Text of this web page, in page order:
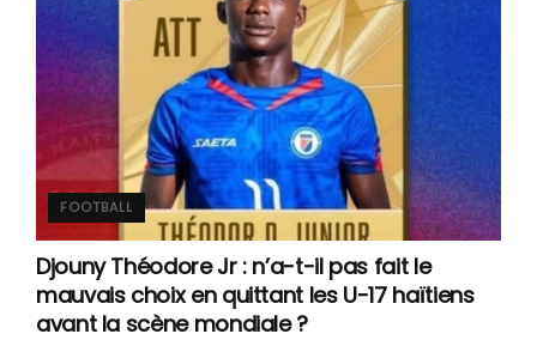
FOOTBALL
Djouny Théodore Jr : n’a-t-il pas fait le
mauvais choix en quittant les U-17 haïtiens
avant la scène mondiale ?